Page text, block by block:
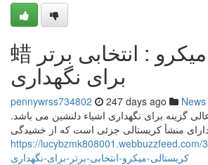
蜡 کریستالی میکرو : انتخابی برتر
برای نگهداری
pennywrss734802 247 days ago News
گزینه برای نگهداری اشیاء دلنشین می باشد.
منشأ کریستالی جزئی است که از خشیدگی
https://lucybzmk808001.webbuzzfeed.com/
کریستالی-میکرو-انتخابی-برتر-برای-نگهداری